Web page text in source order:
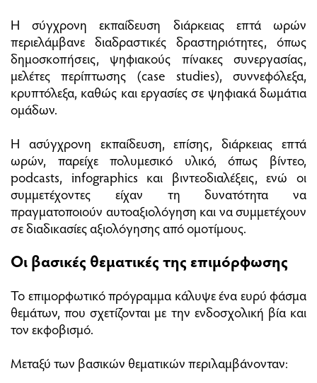
Η σύγχρονη εκπαίδευση διάρκειας επτά ωρών
περιελάμβανε διαδραστικές δραστηριότητες, όπως
δημοσκοπήσεις, ψηφιακούς πίνακες συνεργασίας,
μελέτες περίπτωσης (case studies), συννεφόλεξα,
κρυπτόλεξα, καθώς και εργασίες σε ψηφιακά δωμάτια
ομάδων.
Η ασύγχρονη εκπαίδευση, επίσης, διάρκειας επτά
ωρών, παρείχε πολυμεσικό υλικό, όπως βίντεο,
podcasts, infographics και βιντεοδιαλέξεις, ενώ οι
συμμετέχοντες είχαν τη δυνατότητα να
πραγματοποιούν αυτοαξιολόγηση και να συμμετέχουν
σε διαδικασίες αξιολόγησης από ομοτίμους.
Οι βασικές θεματικές της επιμόρφωσης
Το επιμορφωτικό πρόγραμμα κάλυψε ένα ευρύ φάσμα
θεμάτων, που σχετίζονται με την ενδοσχολική βία και
τον εκφοβισμό.
Μεταξύ των βασικών θεματικών περιλαμβάνονταν: